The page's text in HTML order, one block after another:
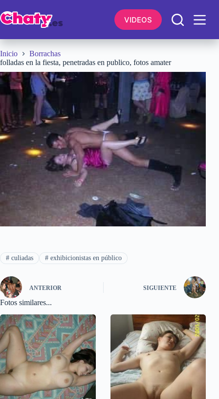
al
contenido
VIDEOS
Inicio
Borrachas
folladas en la fiesta, penetradas en publico, fotos amater
#culiadas #exhibicionistas en público
ANTERIOR SIGUIENTE
Fotos similares...